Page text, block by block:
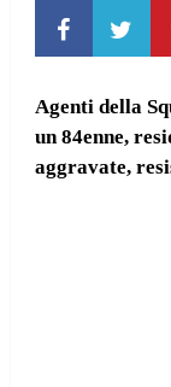
Agenti della
un 84enne,
aggravate,